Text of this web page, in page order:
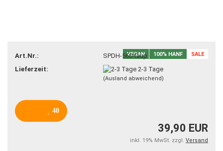
VEGAN 100% HANF SALE
Art.Nr.:
SPDH-560-taup
Lieferzeit:
2-3 Tage
(Ausland abweichend)
40
39,90 EUR
inkl. 19% MwSt. zzgl. Versand